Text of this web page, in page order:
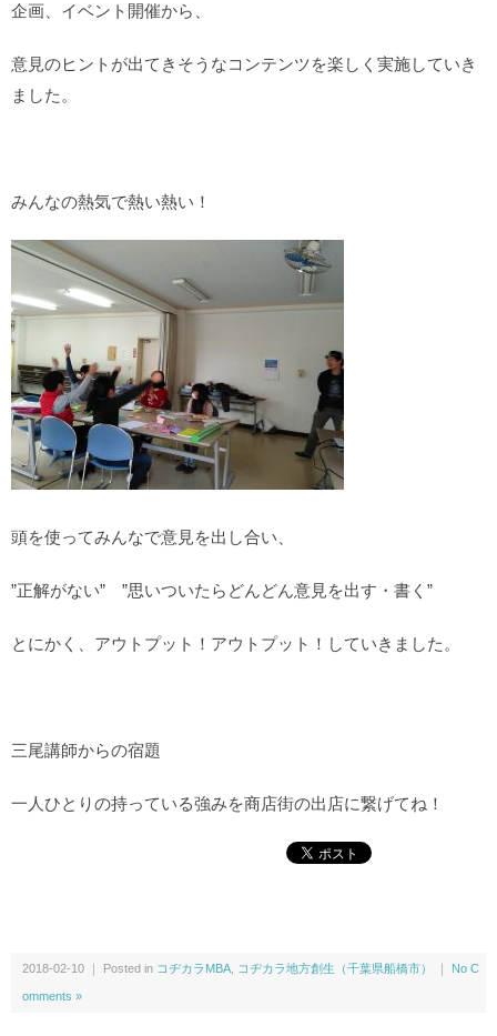
企画、イベント開催から、
意見のヒントが出てきそうなコンテンツを楽しく実施していき
ました。
みんなの熱気で熱い熱い！
頭を使ってみんなで意見を出し合い、
”正解がない” ”思いついたらどんどん意見を出す・書く”
とにかく、アウトプット！アウトプット！していきました。
三尾講師からの宿題
一人ひとりの持っている強みを商店街の出店に繋げてね！
2018-02-10 ｜ Posted in コヂカラMBA コヂカラ地方創生（千葉県船橋市） No C
omments »